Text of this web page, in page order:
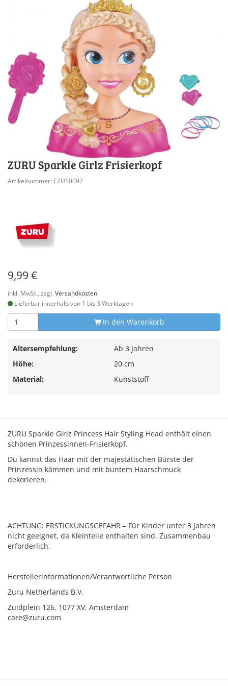
ZURU Sparkle Girlz Frisierkopf
Artikelnummer: EZU10097
9,99 €
inkl. MwSt., zzgl. Versandkosten
Lieferbar innerhalb von 1 bis 3 Werktagen
In den Warenkorb
Altersempfehlung:
Ab 3 Jahren
Höhe:
20 cm
Material:
Kunststoff
ZURU Sparkle Girlz Princess Hair Styling Head enthält einen
schönen Prinzessinnen-Frisierkopf.
Du kannst das Haar mit der majestätischen Bürste der
Prinzessin kämmen und mit buntem Haarschmuck
dekorieren.
ACHTUNG: ERSTICKUNGSGEFAHR – Für Kinder unter 3 Jahren
nicht geeignet, da Kleinteile enthalten sind. Zusammenbau
erforderlich.
Herstellerinformationen/Verantwortliche Person
Zuru Netherlands B.V.
Zuidplein 126, 1077 XV, Amsterdam
care@zuru.com